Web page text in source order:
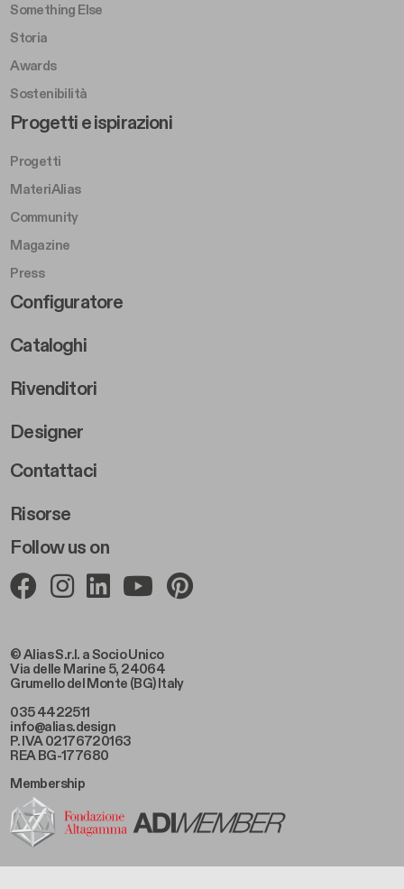
© Alias S.r.l. a Socio Unico
Via delle Marine 5, 24064
Grumello del Monte (BG) Italy
035 4422511
info@alias.design
P. IVA 02176720163
REA BG-177680
Something Else
Storia
Awards
Sostenibilità
Follow us on
Footer Left Middle B
Progetti e ispirazioni
Progetti
MateriAlias
Community
Magazine
Press
Footer Right Middle B
Configuratore
Cataloghi
Rivenditori
Designer
Footer Right 2
Contattaci
Risorse
Membership